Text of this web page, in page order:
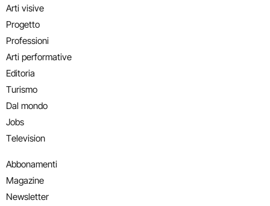
Arti visive
Progetto
Professioni
Arti performative
Editoria
Turismo
Dal mondo
Jobs
Television
Abbonamenti
Magazine
Newsletter